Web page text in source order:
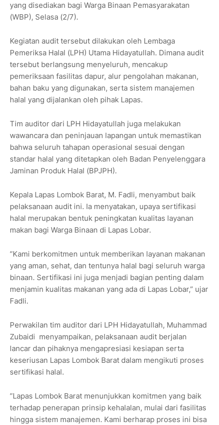
yang disediakan bagi Warga Binaan Pemasyarakatan
(WBP), Selasa (2/7).
Kegiatan audit tersebut dilakukan oleh Lembaga
Pemeriksa Halal (LPH) Utama Hidayatullah. Dimana audit
tersebut berlangsung menyeluruh, mencakup
pemeriksaan fasilitas dapur, alur pengolahan makanan,
bahan baku yang digunakan, serta sistem manajemen
halal yang dijalankan oleh pihak Lapas.
Tim auditor dari LPH Hidayatullah juga melakukan
wawancara dan peninjauan lapangan untuk memastikan
bahwa seluruh tahapan operasional sesuai dengan
standar halal yang ditetapkan oleh Badan Penyelenggara
Jaminan Produk Halal (BPJPH).
Kepala Lapas Lombok Barat, M. Fadli, menyambut baik
pelaksanaan audit ini. Ia menyatakan, upaya sertifikasi
halal merupakan bentuk peningkatan kualitas layanan
makan bagi Warga Binaan di Lapas Lobar.
“Kami berkomitmen untuk memberikan layanan makanan
yang aman, sehat, dan tentunya halal bagi seluruh warga
binaan. Sertifikasi ini juga menjadi bagian penting dalam
menjamin kualitas makanan yang ada di Lapas Lobar,” ujar
Fadli.
Perwakilan tim auditor dari LPH Hidayatullah, Muhammad
Zubaidi menyampaikan, pelaksanaan audit berjalan
lancar dan pihaknya mengapresiasi kesiapan serta
keseriusan Lapas Lombok Barat dalam mengikuti proses
sertifikasi halal.
“Lapas Lombok Barat menunjukkan komitmen yang baik
terhadap penerapan prinsip kehalalan, mulai dari fasilitas
hingga sistem manajemen. Kami berharap proses ini bisa